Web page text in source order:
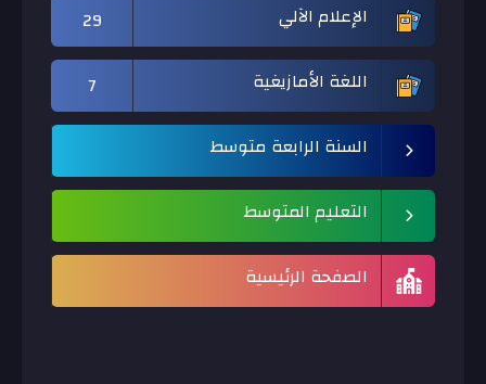
الإعلام الآلي
29
اللغة الأمازيغية
7
السنة الرابعة متوسط
التعليم المتوسط
الصفحة الرئيسية